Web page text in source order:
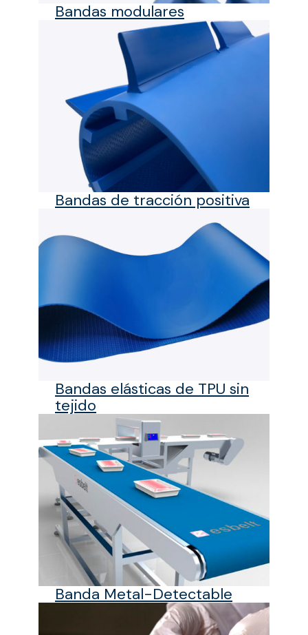
Bandas modulares
Bandas de tracción positiva
Bandas elásticas de TPU sin
tejido
Banda Metal-Detectable